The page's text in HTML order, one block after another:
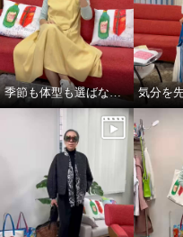
季節も体型も選ばない、頼れるジャンパースカート